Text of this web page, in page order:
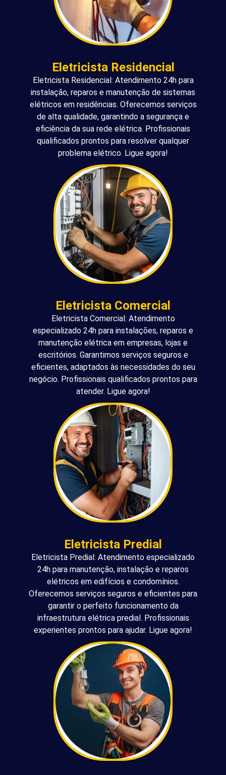
Eletricista Residencial
Eletricista Residencial: Atendimento 24h para
instalação, reparos e manutenção de sistemas
elétricos em residências. Oferecemos serviços
de alta qualidade, garantindo a segurança e
eficiência da sua rede elétrica. Profissionais
qualificados prontos para resolver qualquer
problema elétrico. Ligue agora!
Eletricista Comercial
Eletricista Comercial: Atendimento
especializado 24h para instalações, reparos e
manutenção elétrica em empresas, lojas e
escritórios. Garantimos serviços seguros e
eficientes, adaptados às necessidades do seu
negócio. Profissionais qualificados prontos para
atender. Ligue agora!
Eletricista Predial
Eletricista Predial: Atendimento especializado
24h para manutenção, instalação e reparos
elétricos em edifícios e condomínios.
Oferecemos serviços seguros e eficientes para
garantir o perfeito funcionamento da
infraestrutura elétrica predial. Profissionais
experientes prontos para ajudar. Ligue agora!